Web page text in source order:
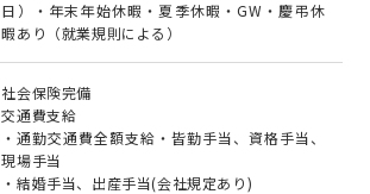
日）・年末年始休暇・夏季休暇・GW・慶弔休
暇あり（就業規則による）
社会保険完備
交通費支給
・通勤交通費全額支給・皆勤手当、資格手当、
現場手当
・結婚手当、出産手当(会社規定あり)